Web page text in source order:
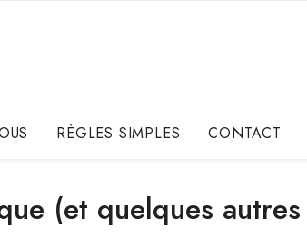
RÈGLES SIMPLES CONTACT
(et quelques autres